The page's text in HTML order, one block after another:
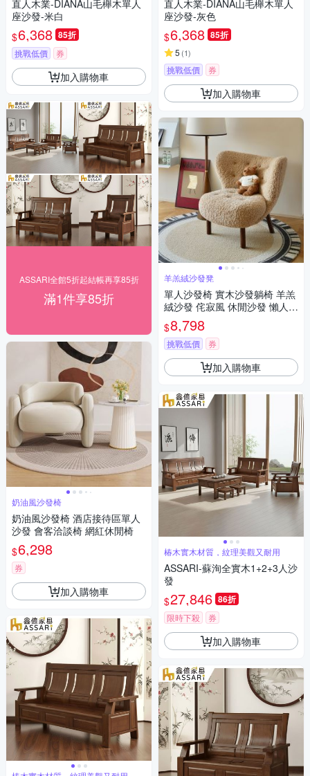
直人木業-DIANA山毛櫸木單人
座沙發-米白
$6,368 85折
挑戰低價 券
加入購物車
ASSARI全館5折起結帳再享85折
滿1件享85折
奶油風沙發椅
奶油風沙發椅 酒店接待區單人
沙發 會客洽談椅 網紅休閒椅
$6,298
券
加入購物車
直人木業-DIANA山毛櫸木單人
座沙發-灰色
$6,368 85折
5 (1)
挑戰低價 券
加入購物車
羊羔絨沙發凳
單人沙發椅 實木沙發躺椅 羊羔
絨沙發 侘寂風 休閒沙發 懶人沙
發凳
$8,798
挑戰低價 券
加入購物車
椿木實木材質，紋理美觀又耐用
ASSARI-蘇洵全實木1+2+3人沙
發
$27,846 86折
限時下殺 券
加入購物車